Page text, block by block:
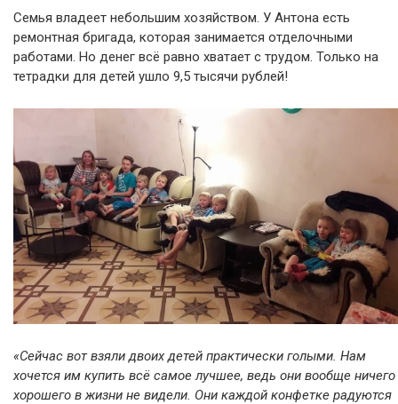
Семья владеет небольшим хозяйством. У Антона есть
ремонтная бригада, которая занимается отделочными
работами. Но денег всё равно хватает с трудом. Только на
тетрадки для детей ушло 9,5 тысячи рублей!
«Сейчас вот взяли двоих детей практически голыми. Нам
хочется им купить всё самое лучшее, ведь они вообще ничего
хорошего в жизни не видели. Они каждой конфетке радуются